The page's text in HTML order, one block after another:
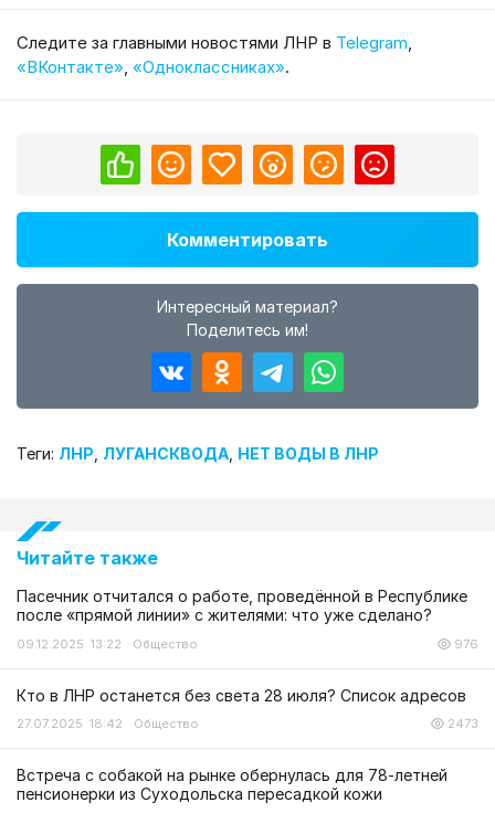
Cледите за главными новостями ЛНР в Telegram
«ВКонтакте» «Одноклассниках».
Комментировать
Интересный материал?
Поделитесь им!
Теги: ЛНР, ЛУГАНСКВОДА, НЕТ ВОДЫ В ЛНР
Читайте также
Пасечник отчитался о работе, проведённой в Республике
после «прямой линии» с жителями: что уже сделано?
09.12.2025 13:22 Общество 976
Кто в ЛНР останется без света 28 июля? Список адресов
27.07.2025 18:42 Общество 2473
Встреча с собакой на рынке обернулась для 78-летней
пенсионерки из Суходольска пересадкой кожи